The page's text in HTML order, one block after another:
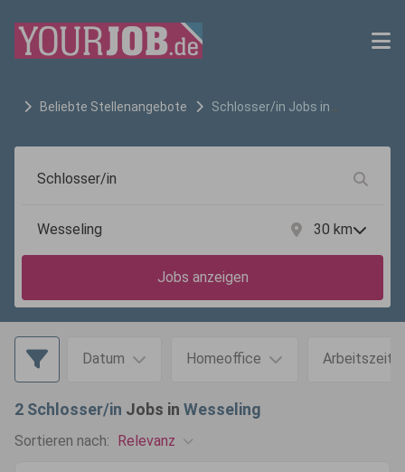
Beliebte Stellenangebote Schlosser/in Jobs in
30 km
Jobs anzeigen
Datum Homeoffice Arbeitszeit
2 Schlosser/in Jobs in Wesseling
Sortieren nach: Relevanz